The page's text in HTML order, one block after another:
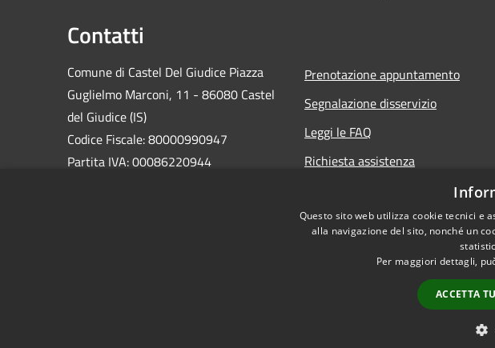
Contatti
Comune di Castel Del Giudice Piazza
Guglielmo Marconi, 11 - 86080 Castel
del Giudice (IS)
Codice Fiscale: 80000990947
Partita IVA: 00086220944
Prenotazione appuntamento
Segnalazione disservizio
Leggi le FAQ
Richiesta assistenza
Questo sito web utilizza cookie tecnici e
alla navigazione del sito, nonché un
Per maggiori dettagli,
ACCETTA